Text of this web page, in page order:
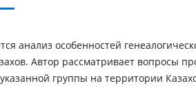
анализ особенностей
Автор рассматривает вопросы
группы на территории